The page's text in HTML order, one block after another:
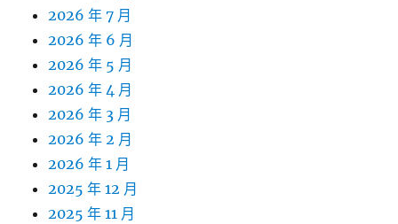
2026 年 7 月
2026 年 6 月
2026 年 5 月
2026 年 4 月
2026 年 3 月
2026 年 2 月
2026 年 1 月
2025 年 12 月
2025 年 11 月